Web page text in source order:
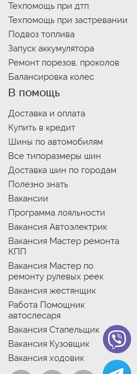
Техпомощь при дтп
Техпомощь при застревании
Подвоз топлива
Запуск аккумулятора
Ремонт порезов, проколов
Балансировка колес
В помощь
Доставка и оплата
Купить в кредит
Шины по автомобилям
Все типоразмеры шин
Доставка шин по городам
Полезно знать
Вакансии
Программа лояльности
Вакансия Автоэлектрик
Вакансия Мастер ремонта
КПП
Вакансия Мастер по
ремонту рулевых реек
Вакансия жестянщик
Работа Помощник
автослесаря
Вакансия Стапельщик
Вакансия Кузовщик
Вакансия ходовик